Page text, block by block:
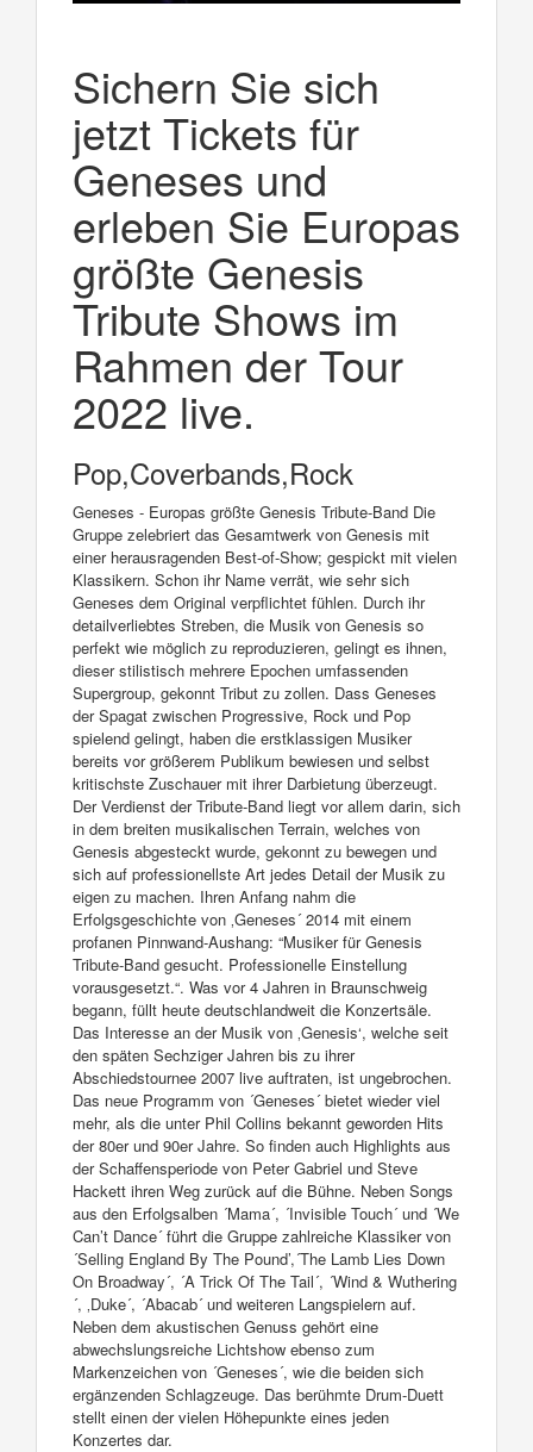
Sichern Sie sich
jetzt Tickets für
Geneses und
erleben Sie Europas
größte Genesis
Tribute Shows im
Rahmen der Tour
2022 live.
Pop,Coverbands,Rock
Geneses - Europas größte Genesis Tribute-Band Die
Gruppe zelebriert das Gesamtwerk von Genesis mit
einer herausragenden Best-of-Show; gespickt mit vielen
Klassikern. Schon ihr Name verrät, wie sehr sich
Geneses dem Original verpflichtet fühlen. Durch ihr
detailverliebtes Streben, die Musik von Genesis so
perfekt wie möglich zu reproduzieren, gelingt es ihnen,
dieser stilistisch mehrere Epochen umfassenden
Supergroup, gekonnt Tribut zu zollen. Dass Geneses
der Spagat zwischen Progressive, Rock und Pop
spielend gelingt, haben die erstklassigen Musiker
bereits vor größerem Publikum bewiesen und selbst
kritischste Zuschauer mit ihrer Darbietung überzeugt.
Der Verdienst der Tribute-Band liegt vor allem darin, sich
in dem breiten musikalischen Terrain, welches von
Genesis abgesteckt wurde, gekonnt zu bewegen und
sich auf professionellste Art jedes Detail der Musik zu
eigen zu machen. Ihren Anfang nahm die
Erfolgsgeschichte von ‚Geneses´ 2014 mit einem
profanen Pinnwand-Aushang: “Musiker für Genesis
Tribute-Band gesucht. Professionelle Einstellung
vorausgesetzt.“. Was vor 4 Jahren in Braunschweig
begann, füllt heute deutschlandweit die Konzertsäle.
Das Interesse an der Musik von ‚Genesis‘, welche seit
den späten Sechziger Jahren bis zu ihrer
Abschiedstournee 2007 live auftraten, ist ungebrochen.
Das neue Programm von ´Geneses´ bietet wieder viel
mehr, als die unter Phil Collins bekannt geworden Hits
der 80er und 90er Jahre. So finden auch Highlights aus
der Schaffensperiode von Peter Gabriel und Steve
Hackett ihren Weg zurück auf die Bühne. Neben Songs
aus den Erfolgsalben ´Mama´, ´Invisible Touch´ und ´We
Can’t Dance´ führt die Gruppe zahlreiche Klassiker von
´Selling England By The Pound’,´The Lamb Lies Down
On Broadway´, ´A Trick Of The Tail´, ´Wind & Wuthering
´, ‚Duke´, ´Abacab´ und weiteren Langspielern auf.
Neben dem akustischen Genuss gehört eine
abwechslungsreiche Lichtshow ebenso zum
Markenzeichen von ´Geneses´, wie die beiden sich
ergänzenden Schlagzeuge. Das berühmte Drum-Duett
stellt einen der vielen Höhepunkte eines jeden
Konzertes dar.